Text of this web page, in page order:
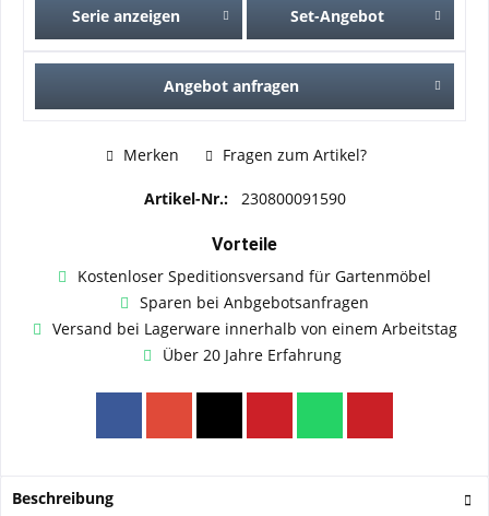
Serie anzeigen Set-Angebot
Angebot anfragen
Merken Fragen zum Artikel?
Artikel-Nr.: 230800091590
Vorteile
Kostenloser Speditionsversand für Gartenmöbel
Sparen bei Anbgebotsanfragen
Versand bei Lagerware innerhalb von einem Arbeitstag
Über 20 Jahre Erfahrung
Beschreibung